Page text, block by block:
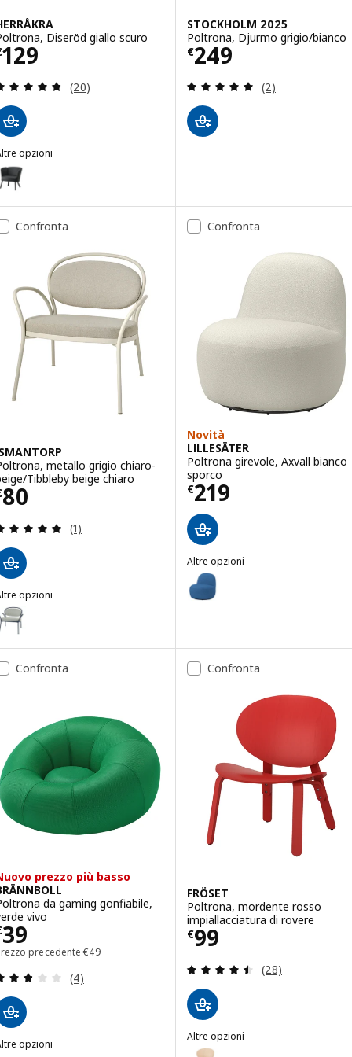
Diseröd giallo scuro
129 € 129
Recensione: 4.7 fuori da 5 stelle. Totale
(20)
opzioni
HERRÅKRA, Poltrona, Skulsta nero
HERRÅKRA, Poltrona, Vissle grigio
STOCKHOLM 2025
Poltrona, Djurmo grigio/bianco
€249
Prezzo € 249
Recensione: 5
(2)
Confronta
metallo grigio chiaro-
Tibbleby beige chiaro
80 € 80
Recensione: 5 fuori da 5 stelle. Totale recensioni:
(1)
opzioni
ISMANTORP, Poltrona, metallo blu-nero/Tibbleby beige-
Confronta
Novità
LILLESÄTER
Poltrona girevole, Axvall bianco
sporco
€219
Prezzo € 219
Altre opzioni
LILLESÄTER
Opzione: LILLESÄTER,
Confronta
prezzo più basso
da gaming gonfiabile,
vivo
39 € 39
precedente€49
Prezzo precedente € 49
Recensione: 2.8 fuori da 5 stelle. Totale
(4)
opzioni
Confronta
FRÖSET
Poltrona, mordente rosso
impiallacciatura di rovere
€99
Prezzo € 99
Recensione:
(28)
Altre opzioni
FRÖSET